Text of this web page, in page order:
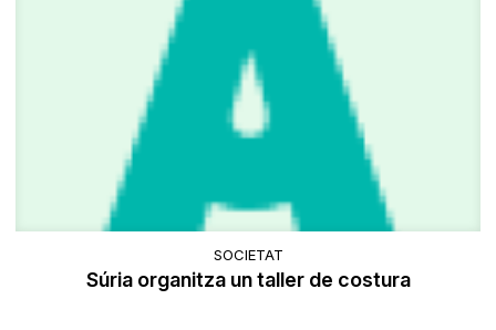
SOCIETAT
Súria organitza un taller de costura